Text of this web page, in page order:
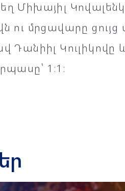
Միխայիլ
ու մրցավարը
Դանիիլ Կուլիկովը
1։1։